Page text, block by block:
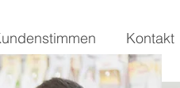
Kontakt